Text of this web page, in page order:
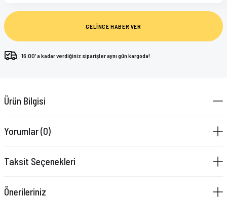
GELİNCE HABER VER
16:00’ a kadar verdiğiniz siparişler aynı gün kargoda!
Ürün Bilgisi
Yorumlar (0)
Taksit Seçenekleri
Önerileriniz